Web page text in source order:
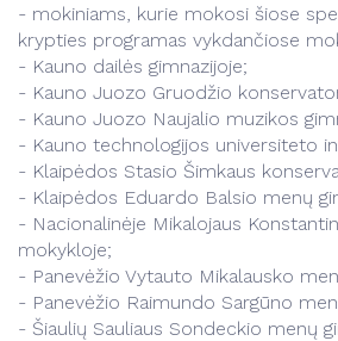
- mokiniams, kurie mokosi šiose
krypties programas vykdančiose
- Kauno dailės gimnazijoje;
- Kauno Juozo Gruodžio
- Kauno Juozo Naujalio muzikos
- Kauno technologijos universiteto
- Klaipėdos Stasio Šimkaus
- Klaipėdos Eduardo Balsio menų
- Nacionalinėje Mikalojaus
mokykloje;
- Panevėžio Vytauto Mikalausko
- Panevėžio Raimundo Sargūno
- Šiaulių Sauliaus Sondeckio menų